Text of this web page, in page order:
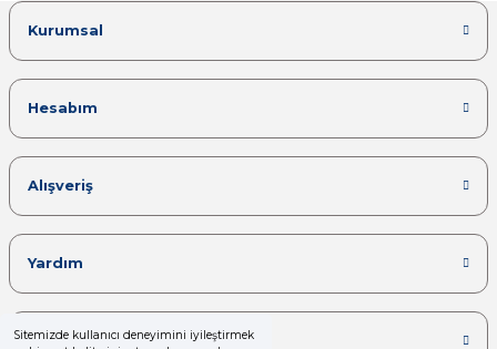
Sitemizde kullanıcı deneyimini iyileştirmek
Kurumsal
Hesabım
Alışveriş
Yardım
Kategoriler